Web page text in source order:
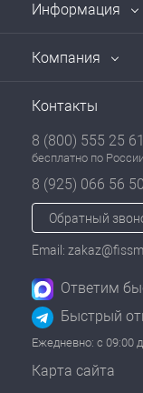
Информация
Компания
Контакты
8 (800) 555 25 61
бесплатно по
8 (925) 066 56 50
Обратный
Email:
Ответим
Быстрый
Ежедневно: с 09:00
Карта сайта